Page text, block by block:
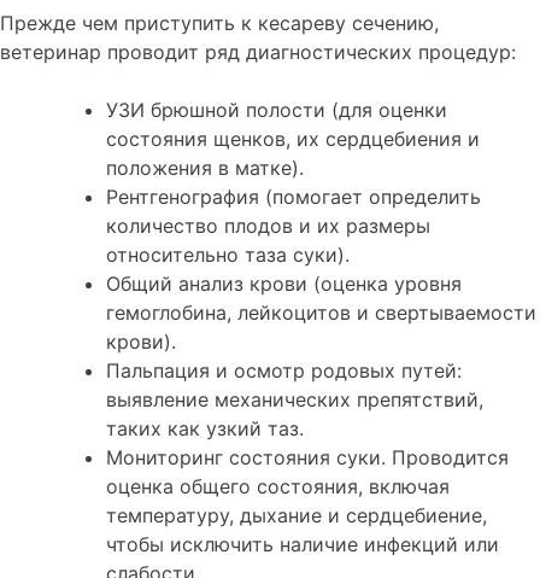
Прежде чем приступить к кесареву сечению,
ветеринар проводит ряд диагностических процедур:
УЗИ брюшной полости (для оценки
состояния щенков, их сердцебиения и
положения в матке).
Рентгенография (помогает определить
количество плодов и их размеры
относительно таза суки).
Общий анализ крови (оценка уровня
гемоглобина, лейкоцитов и свертываемости
крови).
Пальпация и осмотр родовых путей:
выявление механических препятствий,
таких как узкий таз.
Мониторинг состояния суки. Проводится
оценка общего состояния, включая
температуру, дыхание и сердцебиение,
чтобы исключить наличие инфекций или